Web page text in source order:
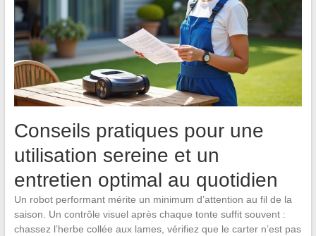
Conseils pratiques pour une
utilisation sereine et un
entretien optimal au quotidien
Un robot performant mérite un minimum d’attention au fil de la
saison. Un contrôle visuel après chaque tonte suffit souvent :
chassez l’herbe collée aux lames, vérifiez que le carter n’est pas